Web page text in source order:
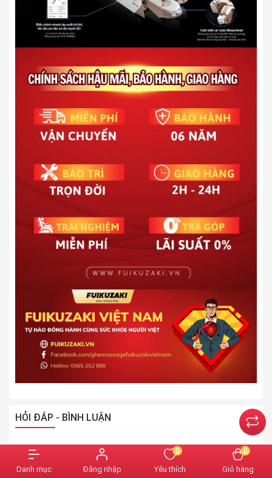
Danh mục Đăng nhập
0
Yêu thích
0
Giỏ hàng
HỎI ĐÁP - BÌNH LUẬN
Tin nổi bật